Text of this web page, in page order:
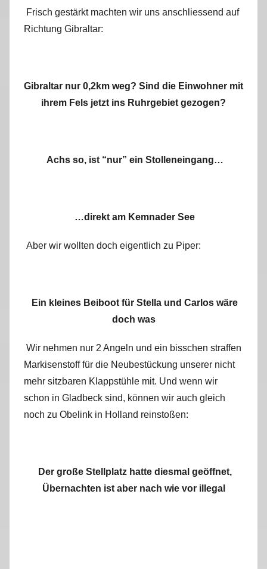
Frisch gestärkt machten wir uns anschliessend auf
Richtung Gibraltar:
Gibraltar nur 0,2km weg? Sind die Einwohner mit
ihrem Fels jetzt ins Ruhrgebiet gezogen?
Achs so, ist “nur” ein Stolleneingang…
…direkt am Kemnader See
Aber wir wollten doch eigentlich zu Piper:
Ein kleines Beiboot für Stella und Carlos wäre
doch was
Wir nehmen nur 2 Angeln und ein bisschen straffen
Markisenstoff für die Neubestückung unserer nicht
mehr sitzbaren Klappstühle mit. Und wenn wir
schon in Gladbeck sind, können wir auch gleich
noch zu Obelink in Holland reinstoßen:
Der große Stellplatz hatte diesmal geöffnet,
Übernachten ist aber nach wie vor illegal